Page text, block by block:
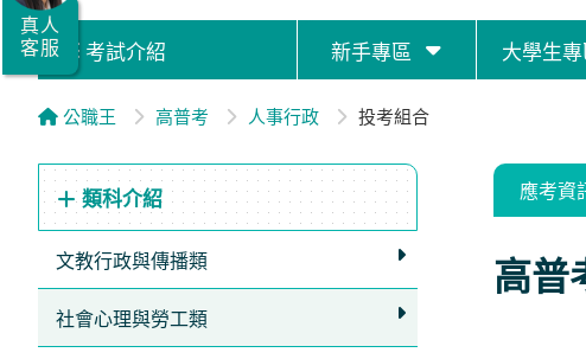
考試介紹 新手專區 大學生專
公職王 高普考 人事行政 投考組合
類科介紹
文教行政與傳播類
社會心理與勞工類
應考資
高普
真人
客服
業/
證
務
據
點
即